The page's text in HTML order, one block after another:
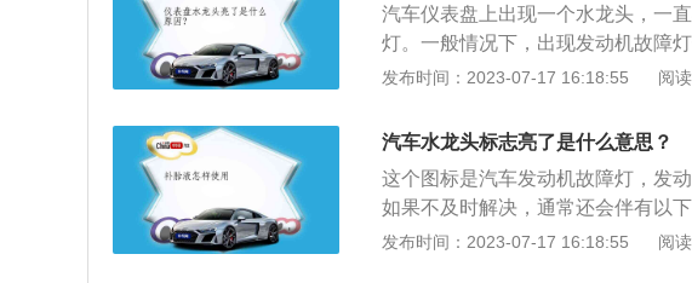
汽车仪表盘上出现一个水龙头，一
灯。一般情况下，出现发动机故障
人员来解决。但是很多情况下，发
是扩展资料：1、行驶过程中灯亮：
很有可能是发动机燃烧状态不好、
不干净、有沉积的积碳、电脑获取
起，大多数情况不会自动消失，也
是ECU发出，也就是发动机电控单
发布时间：2023-07-17 16:18:55 阅
汽车水龙头标志亮了是什么意思？
这个图标是汽车发动机故障灯，发
如果不及时解决，通常还会伴有以
汽车油耗增加；燃烧室温度升高、
发布时间：2023-07-17 16:18:55 阅